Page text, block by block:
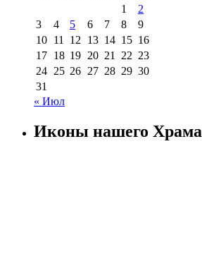
1
2
3
4 5 6 7 8
9
10 11 12 13 14 15 16
17 18 19 20 21 22 23
24 25 26 27 28 29 30
31
« Июл
Иконы нашего Храма